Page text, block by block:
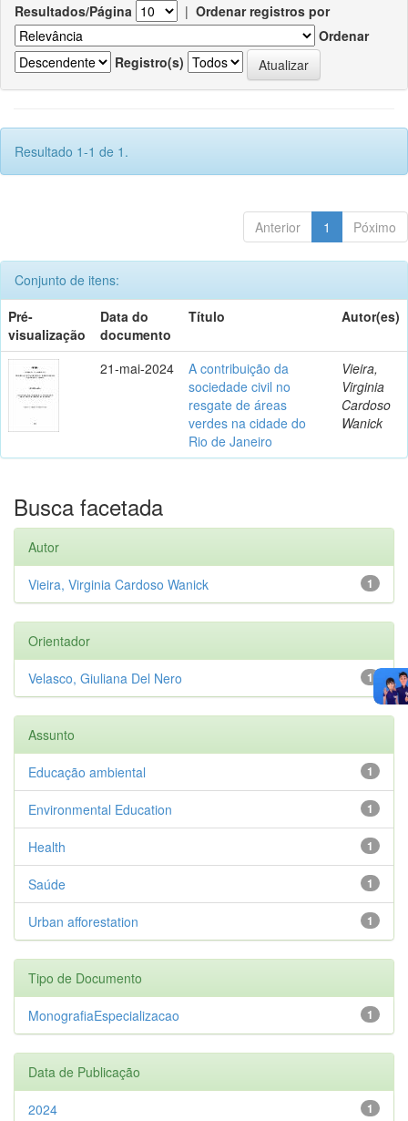
Resultados/Página | Ordenar registros por
Ordenar
Registro(s)
Resultado 1-1 de 1.
Anterior 1 Póximo
Conjunto de itens:
Pré-
visualização
Data do
documento
Título Autor(es)
21-mai-2024
A contribuição da
sociedade civil no
resgate de áreas
verdes na cidade do
Rio de Janeiro
Vieira,
Virginia
Cardoso
Wanick
Busca facetada
Autor
1
Vieira, Virginia Cardoso Wanick
Orientador
1
Velasco, Giuliana Del Nero
Assunto
1
Educação ambiental
1
Environmental Education
1
Health
1
Saúde
1
Urban afforestation
Tipo de Documento
1
MonografiaEspecializacao
Data de Publicação
1
2024